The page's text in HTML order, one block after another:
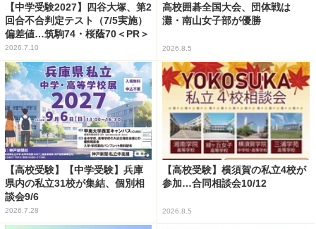
【中学受験2027】四谷大塚、第2
回合不合判定テスト（7/5実施）
偏差値…筑駒74・桜蔭70＜PR＞
2026.7.10
高校囲碁全国大会、団体戦は
灘・南山女子部が優勝
2026.8.5
【高校受験】【中学受験】兵庫
県内の私立31校が集結、個別相
談会9/6
2026.7.28
【高校受験】横須賀の私立4校が
参加…合同相談会10/12
2026.8.5